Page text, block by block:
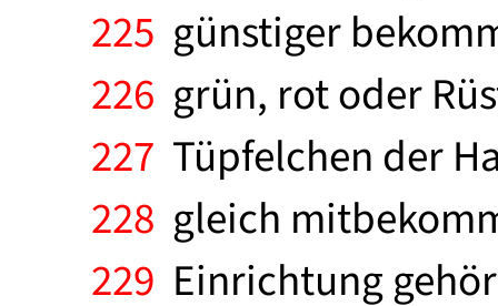
225 günstiger
226 grün, rot oder
227 Tüpfelchen der
228 gleich
229 Einrichtung